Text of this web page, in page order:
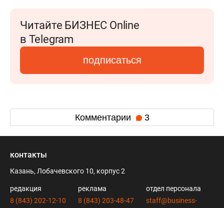
Читайте БИЗНЕС Online
в Telegram
подписаться
Комментарии 3
контакты
Казань, Лобачевского 10, корпус 2
редакция
8 (843) 202-12-10
реклама
8 (843) 203-48-47
отдел персонала
staff@business-